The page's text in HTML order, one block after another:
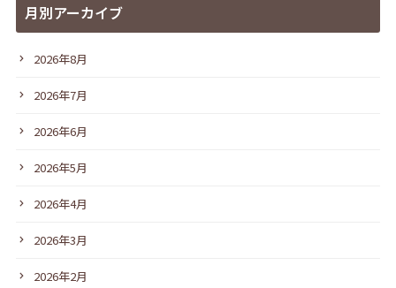
月別アーカイブ
2026年8月
2026年7月
2026年6月
2026年5月
2026年4月
2026年3月
2026年2月